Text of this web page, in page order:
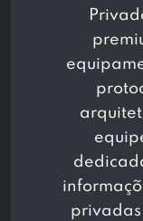
privadas